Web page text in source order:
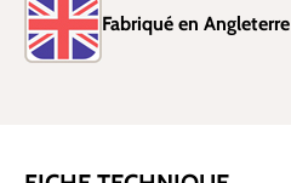
Fabriqué en Angleterre